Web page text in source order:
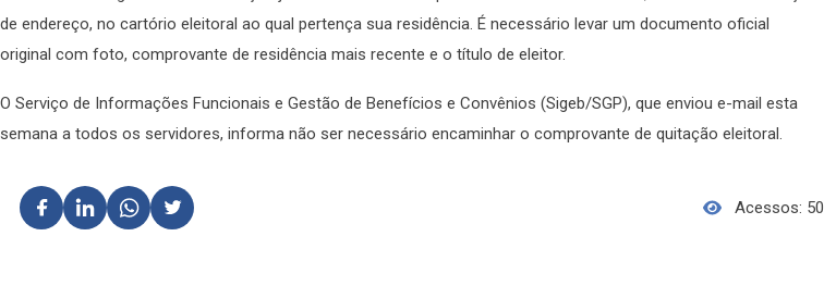
de endereço, no cartório eleitoral ao qual pertença sua residência. É necessário levar um documento oficial
original com foto, comprovante de residência mais recente e o título de eleitor.
O Serviço de Informações Funcionais e Gestão de Benefícios e Convênios (Sigeb/SGP), que enviou e-mail esta
semana a todos os servidores, informa não ser necessário encaminhar o comprovante de quitação eleitoral.
Acessos: 50